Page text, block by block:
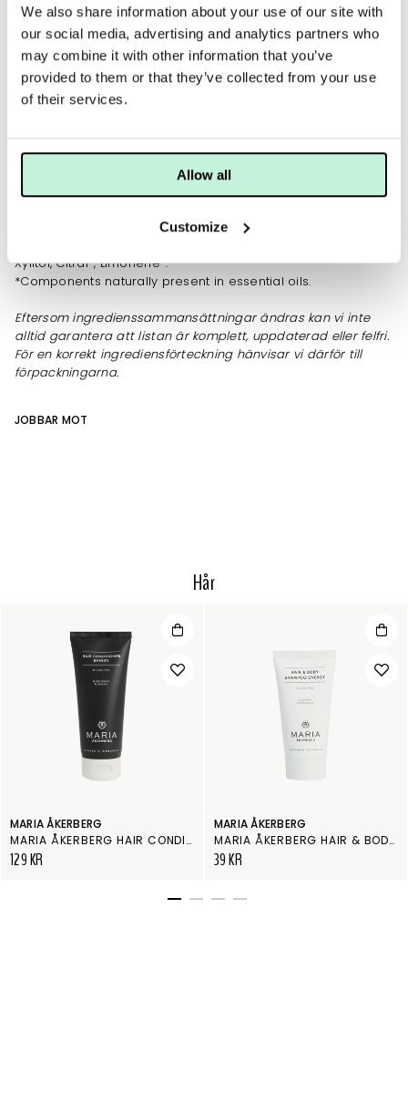
We also share information about your use of our site with
our social media, advertising and analytics partners who
may combine it with other information that you’ve
provided to them or that they’ve collected from your use
of their services.
Allow all
Customize
Blir håret flygigt?
Använd Hair Conditioner Liquorice eller Hair Conditioner
Energy.
INGREDIENSER
Aqua Purificata (Water), Sodium Methyl Cocoyl Taurate,
Coco-Betaine, Lauroyl/Myristoyl Methyl Glucamide, Sodium
Xylitylglucoside, Guar Hydroxypropyltrimonium Chloride,
Xylitol, Citral*, Limonene*.
*Components naturally present in essential oils.
Eftersom ingredienssammansättningar ändras kan vi inte
alltid garantera att listan är komplett, uppdaterad eller felfri.
För en korrekt ingrediensförteckning hänvisar vi därför till
förpackningarna.
JOBBAR MOT
Hår
MARIA ÅKERBERG
MARIA ÅKERBERG HAIR CONDITIONER ENERGY 100 ML
129 KR
MARIA ÅKERBERG
MARIA ÅKERBERG HAIR & BODY SHAMPOO ENERGY 30 ML
39 KR